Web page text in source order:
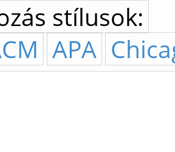
stílusok:
APA